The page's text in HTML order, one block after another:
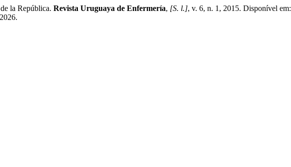
la República. Revista Uruguaya de Enfermería, [S. l.], v. 6, n. 1, 2015. Disponível em: